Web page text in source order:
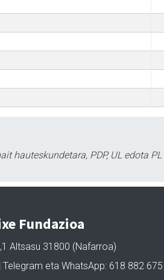
hauteskundetara, PDP, UL edota
Fundazioa
Altsasu 31800 (Nafarroa)
eta WhatsApp: 618 882 675